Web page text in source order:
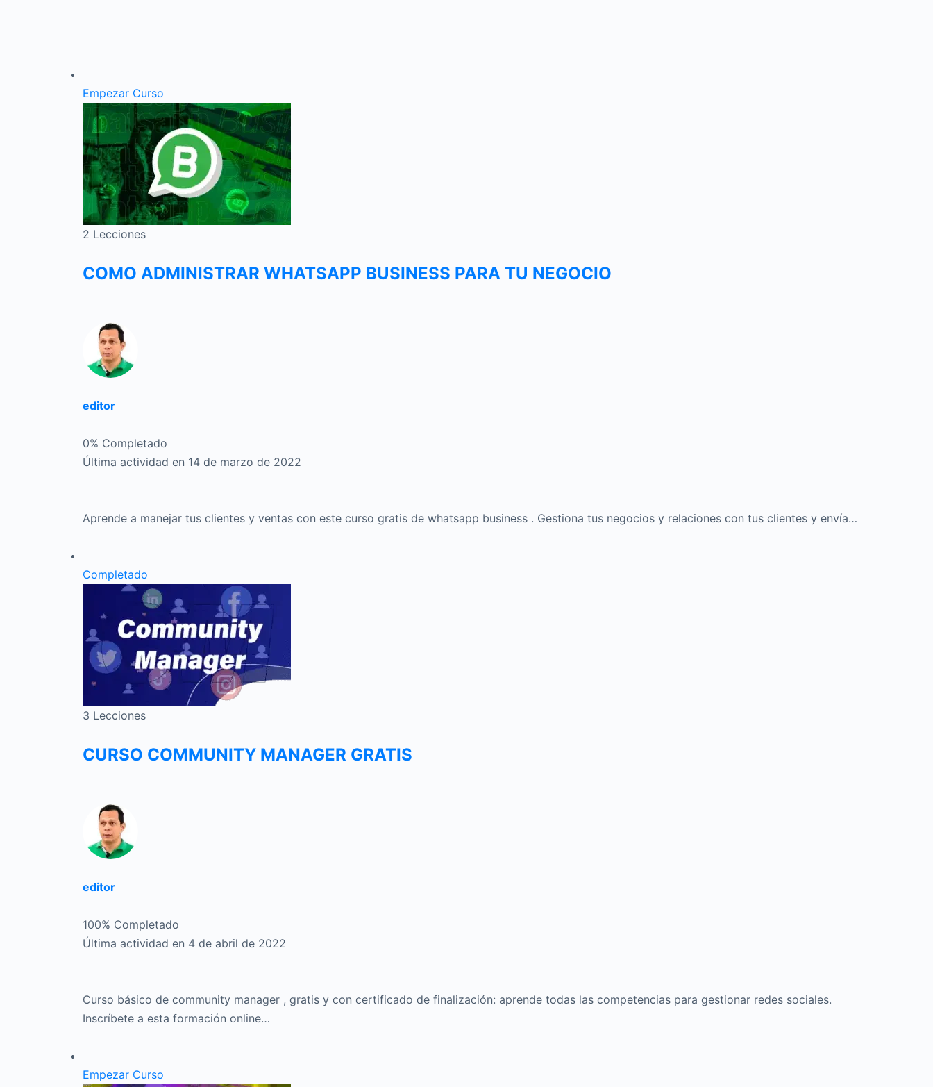
Empezar Curso
2 Lecciones
COMO ADMINISTRAR WHATSAPP BUSINESS PARA TU NEGOCIO
editor
0% Completado
Última actividad en 14 de marzo de 2022
Aprende a manejar tus clientes y ventas con este curso gratis de whatsapp business . Gestiona tus negocios y relaciones con tus clientes y envía…
Completado
3 Lecciones
CURSO COMMUNITY MANAGER GRATIS
editor
100% Completado
Última actividad en 4 de abril de 2022
Curso básico de community manager , gratis y con certificado de finalización: aprende todas las competencias para gestionar redes sociales.
Inscríbete a esta formación online…
Empezar Curso